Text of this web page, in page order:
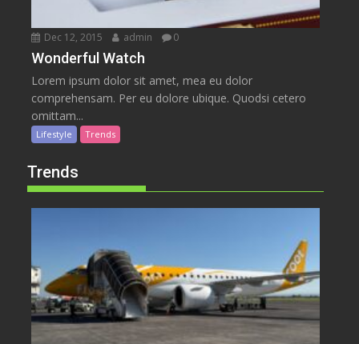
Dec 12, 2015 admin 0
Wonderful Watch
Lorem ipsum dolor sit amet, mea eu dolor
comprehensam. Per eu dolore ubique. Quodsi cetero
omittam...
Lifestyle Trends
Trends